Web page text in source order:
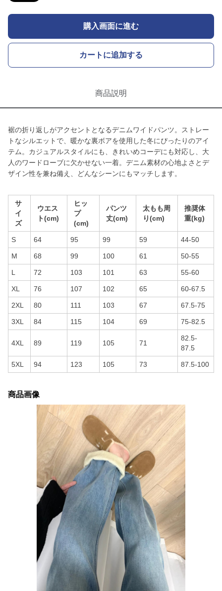
購入画面に進む
カートに追加する
商品説明
裾の折り返しがアクセントとなるデニムワイドパンツ。ストレー
トなシルエットで、暖かな裏ボアを使用した冬にぴったりのアイ
テム。カジュアルスタイルにも、きれいめコーデにも対応し、大
人のワードローブに欠かせない一着。デニム素材の心地よさとデ
ザイン性を兼ね備え、どんなシーンにもマッチします。
サ
イ
ズ
ウエス
ト(cm)
ヒッ
プ
(cm)
パンツ
丈(cm)
太もも周
り(cm)
推奨体
重(kg)
S 64 95 99 59 44-50
M 68 99 100 61 50-55
L 72 103 101 63 55-60
XL 76 107 102 65 60-67.5
2XL 80 111 103 67 67.5-75
3XL 84 115 104 69 75-82.5
4XL 89 119 105 71
82.5-
87.5
5XL 94 123 105 73 87.5-100
商品画像